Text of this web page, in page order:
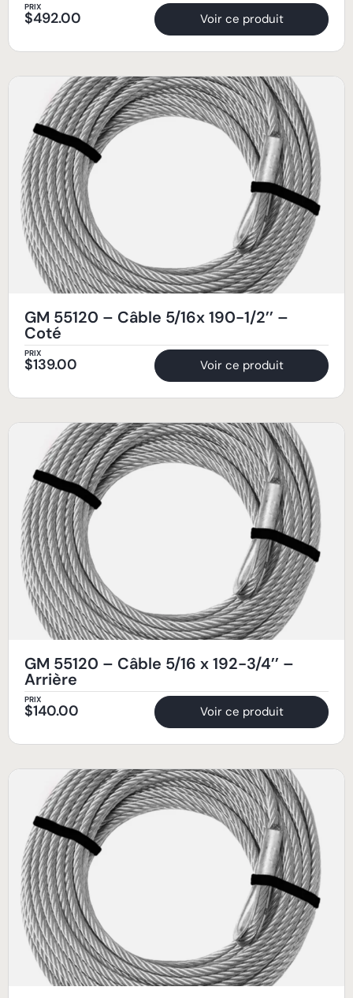
PRIX
$492.00 Voir ce produit
GM 55120 – Câble 5/16x 190-1/2’’ –
Coté
PRIX
$139.00 Voir ce produit
GM 55120 – Câble 5/16 x 192-3/4’’ –
Arrière
PRIX
$140.00 Voir ce produit